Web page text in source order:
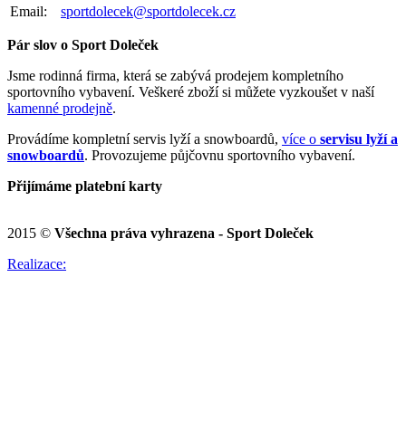
Email:
sportdolecek@sportdolecek.cz
Pár slov o Sport Doleček
Jsme rodinná firma, která se zabývá prodejem kompletního
sportovního vybavení. Veškeré zboží si můžete vyzkoušet v naší
kamenné prodejně.
Provádíme kompletní servis lyží a snowboardů, více o servisu lyží a
snowboardů. Provozujeme půjčovnu sportovního vybavení.
Přijímáme platební karty
2015 © Všechna práva vyhrazena - Sport Doleček
Realizace: